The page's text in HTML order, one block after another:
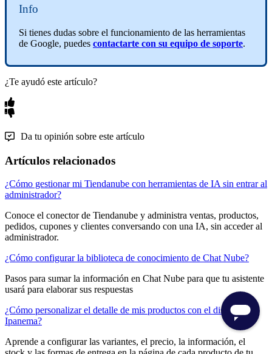
Info
Si tienes dudas sobre el funcionamiento de las herramientas
de Google, puedes contactarte con su equipo de soporte.
¿Te ayudó este artículo?
Da tu opinión sobre este artículo
Artículos relacionados
¿Cómo gestionar mi Tiendanube con herramientas de IA sin entrar al
administrador?
Conoce el conector de Tiendanube y administra ventas, productos,
pedidos, cupones y clientes conversando con una IA, sin acceder al
administrador.
¿Cómo configurar la biblioteca de conocimiento de Chat Nube?
Pasos para sumar la información en Chat Nube para que tu asistente
usará para elaborar sus respuestas
¿Cómo personalizar el detalle de mis productos con el diseño
Ipanema?
Aprende a configurar las variantes, el precio, la información, el